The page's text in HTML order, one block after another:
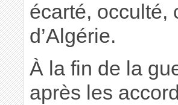
écarté, occulté,
d’Algérie.
À la fin de la
après les